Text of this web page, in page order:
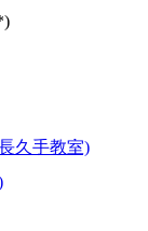
久手教室)